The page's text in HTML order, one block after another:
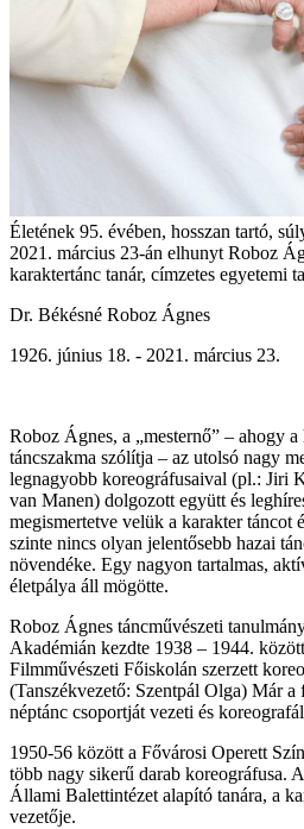
Életének 95. évében, hosszan tartó,
2021. március 23-án elhunyt Roboz
karaktertánc tanár, címzetes egyetemi
Dr. Békésné Roboz Ágnes
1926. június 18. - 2021. március 23.
Roboz Ágnes, a „mesternő” – ahogy
táncszakma szólítja – az utolsó nagy
legnagyobb koreográfusaival (pl.: Jiri
van Manen) dolgozott együtt és
megismertetve velük a karakter táncot
szinte nincs olyan jelentősebb hazai
növendéke. Egy nagyon tartalmas,
életpálya áll mögötte.
Roboz Ágnes táncművészeti
Akadémián kezdte 1938 – 1944.
Filmművészeti Főiskolán szerzett
(Tanszékvezető: Szentpál Olga) Már
néptánc csoportját vezeti és
1950-56 között a Fővárosi Operett
több nagy sikerű darab koreográfusa.
Állami Balettintézet alapító tanára, a
vezetője.